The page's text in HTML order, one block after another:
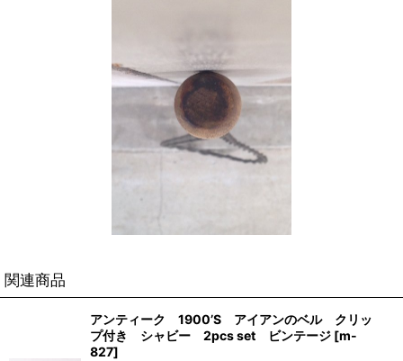
関連商品
アンティーク 1900’S アイアンのベル クリッ
プ付き シャビー 2pcs set ビンテージ [m-
827]